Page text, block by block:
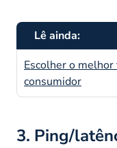
Lê ainda:
Escolher o
consumidor
3. Ping/